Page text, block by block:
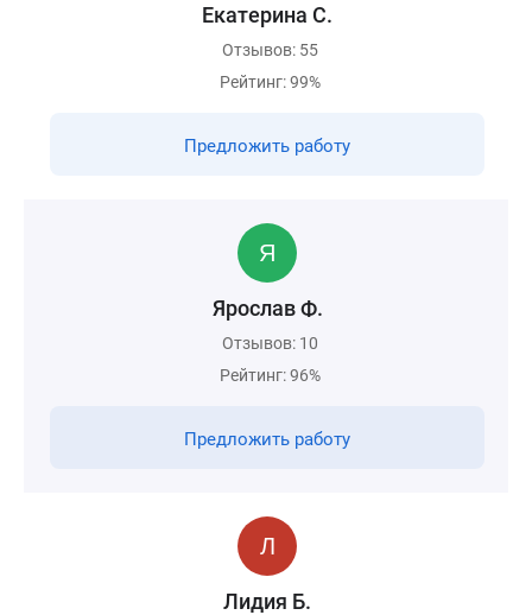
Екатерина С.
Отзывов: 55
Рейтинг: 99%
Предложить работу
Ярослав Ф.
Отзывов: 10
Рейтинг: 96%
Предложить работу
Лидия Б.